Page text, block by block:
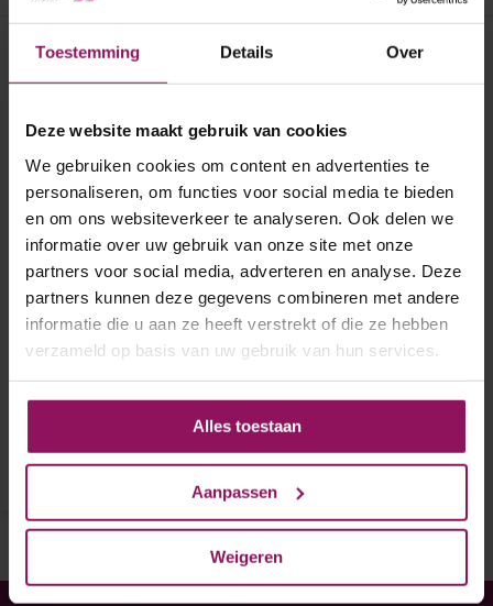
Toestemming Details Over
Deze website maakt gebruik van cookies
We gebruiken cookies om content en advertenties te
personaliseren, om functies voor social media te bieden
en om ons websiteverkeer te analyseren. Ook delen we
informatie over uw gebruik van onze site met onze
partners voor social media, adverteren en analyse. Deze
partners kunnen deze gegevens combineren met andere
informatie die u aan ze heeft verstrekt of die ze hebben
verzameld op basis van uw gebruik van hun services.
Alles toestaan
Aanpassen
Weigeren
Skantrae binnendeur SKS
1227